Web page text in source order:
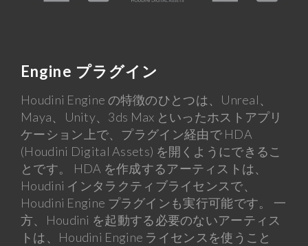
Engine プラグイン
Houdini Engine の特徴のひとつは、Unreal、
Maya、Unity、3ds Max といったホストアプリ
ケーション上で、プラグイン経由で HDA
(Houdini Digital Assets) を開くようにできるこ
とです。 HDA を作成するアーティストは、
Houdini インタラクティブライセンスで、
Houdini Engine プラグインも実行可能です。 一
方、Houdini を起動する必要のないアーティス
トは、Houdini Engine ライセンスを使うこと